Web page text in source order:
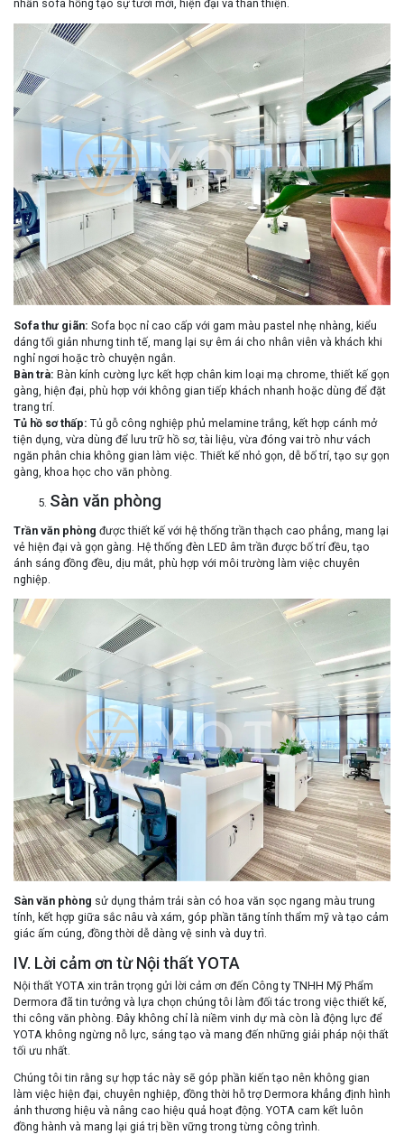
nhấn sofa hồng tạo sự tươi mới, hiện đại và thân thiện.
Sofa thư giãn: Sofa bọc nỉ cao cấp với gam màu pastel nhẹ nhàng, kiểu
dáng tối giản nhưng tinh tế, mang lại sự êm ái cho nhân viên và khách khi
nghỉ ngơi hoặc trò chuyện ngắn.
Bàn trà: Bàn kính cường lực kết hợp chân kim loại mạ chrome, thiết kế gọn
gàng, hiện đại, phù hợp với không gian tiếp khách nhanh hoặc dùng để đặt
trang trí.
Tủ hồ sơ thấp: Tủ gỗ công nghiệp phủ melamine trắng, kết hợp cánh mở
tiện dụng, vừa dùng để lưu trữ hồ sơ, tài liệu, vừa đóng vai trò như vách
ngăn phân chia không gian làm việc. Thiết kế nhỏ gọn, dễ bố trí, tạo sự gọn
gàng, khoa học cho văn phòng.
Sàn văn phòng
Trần văn phòng được thiết kế với hệ thống trần thạch cao phẳng, mang lại
vẻ hiện đại và gọn gàng. Hệ thống đèn LED âm trần được bố trí đều, tạo
ánh sáng đồng đều, dịu mắt, phù hợp với môi trường làm việc chuyên
nghiệp.
Sàn văn phòng sử dụng thảm trải sàn có hoa văn sọc ngang màu trung
tính, kết hợp giữa sắc nâu và xám, góp phần tăng tính thẩm mỹ và tạo cảm
giác ấm cúng, đồng thời dễ dàng vệ sinh và duy trì.
IV. Lời cảm ơn từ Nội thất YOTA
Nội thất YOTA xin trân trọng gửi lời cảm ơn đến Công ty TNHH Mỹ Phẩm
Dermora đã tin tưởng và lựa chọn chúng tôi làm đối tác trong việc thiết kế,
thi công văn phòng. Đây không chỉ là niềm vinh dự mà còn là động lực để
YOTA không ngừng nỗ lực, sáng tạo và mang đến những giải pháp nội thất
tối ưu nhất.
Chúng tôi tin rằng sự hợp tác này sẽ góp phần kiến tạo nên không gian
làm việc hiện đại, chuyên nghiệp, đồng thời hỗ trợ Dermora khẳng định hình
ảnh thương hiệu và nâng cao hiệu quả hoạt động. YOTA cam kết luôn
đồng hành và mang lại giá trị bền vững trong từng công trình.